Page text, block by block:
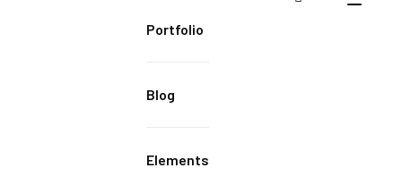
Portfolio
Blog
Elements